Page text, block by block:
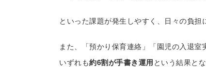
といった課題が発生しやすく、日々の負担
また、「預かり保育連絡」「園児の入退室
いずれも約6割が手書き運用 という結果と